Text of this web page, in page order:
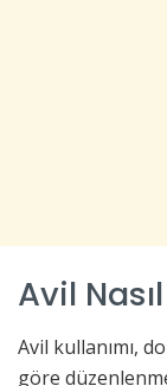
Avil
Avil kullanımı,
göre